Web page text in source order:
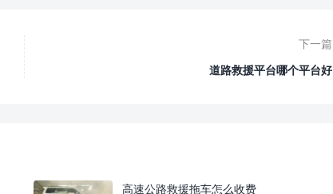
下一篇
道路救援平台哪个平台好
高速公路救援拖车怎么收费